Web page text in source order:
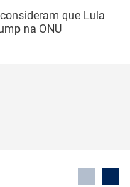
que Lula
na ONU